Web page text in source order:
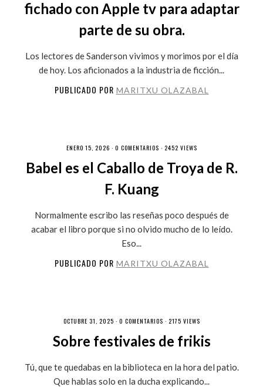
fichado con Apple tv para adaptar
parte de su obra.
Los lectores de Sanderson vivimos y morimos por el día
de hoy. Los aficionados a la industria de ficción...
PUBLICADO POR MARITXU OLAZABAL
ENERO 15, 2026 · 0 COMENTARIOS · 2452 VIEWS
Babel es el Caballo de Troya de R.
F. Kuang
Normalmente escribo las reseñas poco después de
acabar el libro porque si no olvido mucho de lo leído.
Eso...
PUBLICADO POR MARITXU OLAZABAL
OCTUBRE 31, 2025 · 0 COMENTARIOS · 2175 VIEWS
Sobre festivales de frikis
Tú, que te quedabas en la biblioteca en la hora del patio.
Que hablas solo en la ducha explicando...